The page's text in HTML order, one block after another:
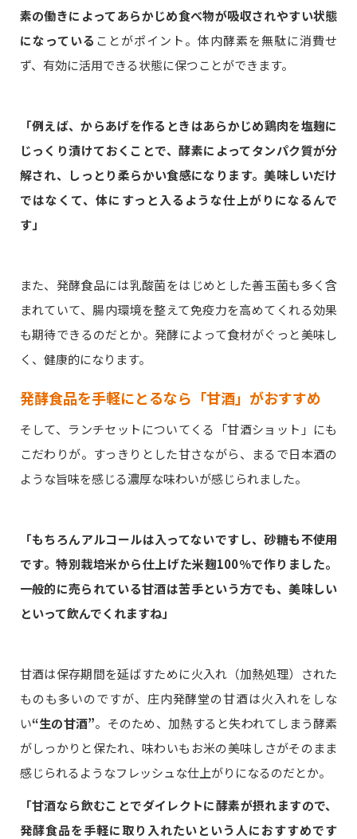
素の働きによってあらかじめ食べ物が吸収されやすい状態
になっている ことがポイント。体内酵素を無駄に消費せ
ず、有効に活用できる状態に保つことができます。
「例えば、からあげを作るときはあらかじめ鶏肉を塩麹に
じっくり漬けておくことで、酵素によってタンパク質が分
解され、しっとり柔らかい食感になります。美味しいだけ
ではなくて、体にすっと入るような仕上がりになるんで
す」
また、発酵食品には乳酸菌をはじめとした善玉菌も多く含
まれていて、腸内環境を整えて免疫力を高めてくれる効果
も期待できるのだとか。発酵によって食材がぐっと美味し
く、健康的になります。
発酵食品を手軽にとるなら「甘酒」がおすすめ
そして、ランチセットについてくる「甘酒ショット」にも
こだわりが。すっきりとした甘さながら、まるで日本酒の
ような旨味を感じる濃厚な味わいが感じられました。
「もちろんアルコールは入ってないですし、砂糖も不使用
です。特別栽培米から仕上げた米麹100％で作りました。
一般的に売られている甘酒は苦手という方でも、美味しい
といって飲んでくれますね」
甘酒は保存期間を延ばすために火入れ（加熱処理）された
ものも多いのですが、庄内発酵堂の甘酒は火入れをしな
い“生の甘酒”。そのため、加熱すると失われてしまう酵素
がしっかりと保たれ、味わいもお米の美味しさがそのまま
感じられるようなフレッシュな仕上がりになるのだとか。
「甘酒なら飲むことでダイレクトに酵素が摂れますので、
発酵食品を手軽に取り入れたいという人におすすめです